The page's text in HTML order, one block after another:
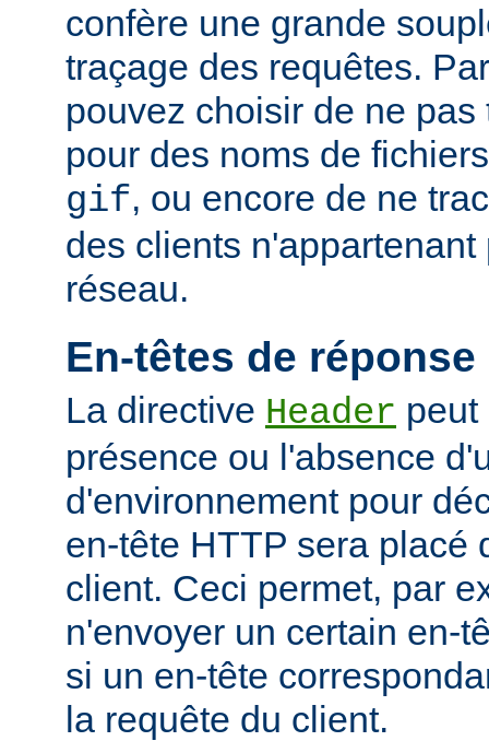
confère une grande
traçage des requêtes.
pouvez choisir de ne
pour des noms de
gif, ou encore de ne
des clients
réseau.
En-têtes de
La directive Header peut
présence ou l'absence
d'environnement pour
en-tête HTTP sera placé
client. Ceci permet, par
n'envoyer un certain en-
si un en-tête
la requête du client.